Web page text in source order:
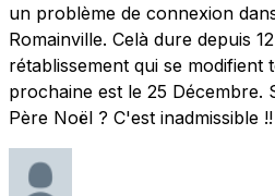
un problème de connexion
Romainville. Celà dure depuis
rétablissement qui se modifient
prochaine est le 25 Décembre.
Père Noël ? C'est inadmissible !!